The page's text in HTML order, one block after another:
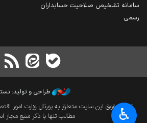
سامانه تشخیص صلاحیت حسابداران
رسمی
طراحی و تولید:
تمام حقوق این سایت متعلق به پورتال وزارت امور
مطالب تنها با ذکر منبع مجاز
♿︎